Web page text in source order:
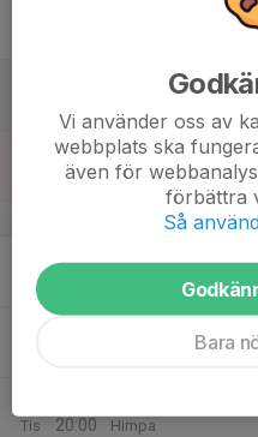
16:00
16:50
Is
Himmelstalundshallen
Mån
17:30
Fys
Himmelstalund
Himmelstalundshallen
Tis
20:00
Himpa
Vi använder oss av
webbplats ska
även för
förbättra
Så
Bara